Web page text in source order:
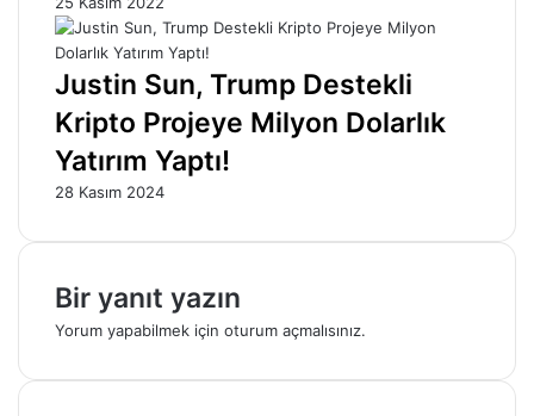
Justin Sun, Trump Destekli
Kripto Projeye Milyon Dolarlık
Yatırım Yaptı!
28 Kasım 2024
Bir yanıt yazın
Yorum yapabilmek için oturum açmalısınız.